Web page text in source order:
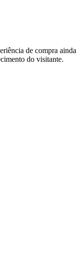
de compra ainda
do visitante.